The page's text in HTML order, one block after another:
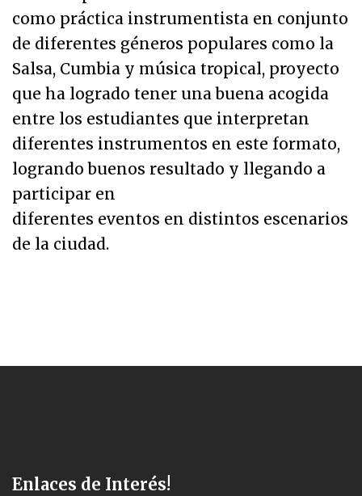
como práctica instrumentista en conjunto
de diferentes géneros populares como la
Salsa, Cumbia y música tropical, proyecto
que ha logrado tener una buena acogida
entre los estudiantes que interpretan
diferentes instrumentos en este formato,
logrando buenos resultado y llegando a
participar en
diferentes eventos en distintos escenarios
de la ciudad.
Enlaces de Interés!